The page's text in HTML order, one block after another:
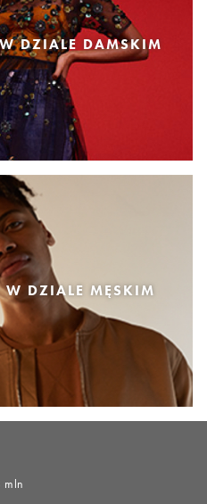
DZIALE DAMSKIM
DZIALE MĘSKIM
mln